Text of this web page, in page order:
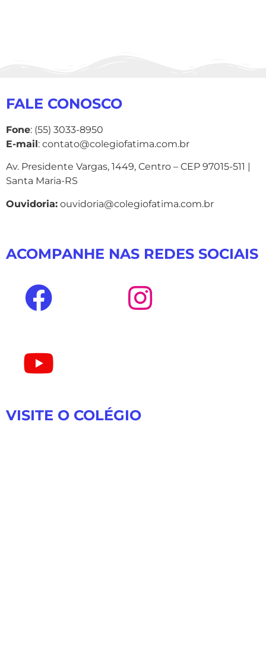
FALE CONOSCO
Fone: (55) 3033-8950
E-mail: contato@colegiofatima.com.br
Av. Presidente Vargas, 1449, Centro – CEP 97015-511 |
Santa Maria-RS
Ouvidoria: ouvidoria@colegiofatima.com.br
ACOMPANHE NAS REDES SOCIAIS
VISITE O COLÉGIO